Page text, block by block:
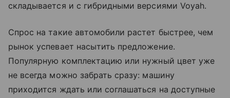
складывается и с гибридными версиями Voyah.
Спрос на такие автомобили растет быстрее, чем
рынок успевает насытить предложение.
Популярную комплектацию или нужный цвет уже
не всегда можно забрать сразу: машину
приходится ждать или соглашаться на доступные